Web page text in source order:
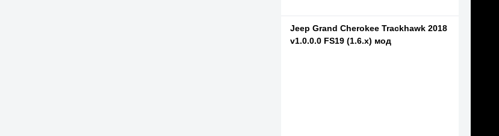
Jeep Grand Cherokee Trackhawk 2018
v1.0.0.0 FS19 (1.6.x) мод